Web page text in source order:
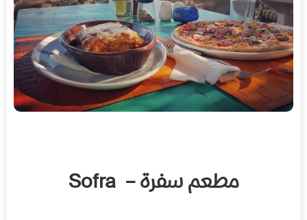
مطعم سفرة – Sofra